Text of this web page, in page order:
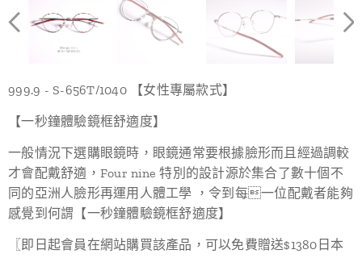
999.9 - S-656T/1040 【女性專屬款式】
【一秒鐘體驗鏡框舒適度】
一般情況下選購眼鏡時，眼鏡通常要根據臉形而且經過調較
才會配戴舒適，Four nine 特別的設計源於集合了數十個不
同的亞洲人臉形再運用人體工學 ，令到每一位配戴者能夠
感覺到何謂【一秒鐘體驗鏡框舒適度】
〖即日起會員在網站購買該產品，可以免費贈送$1380日本